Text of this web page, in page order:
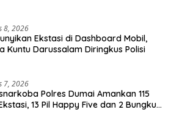
8, 2026
Ekstasi di Dashboard Mobil,
Kuntu Darussalam Diringkus Polisi
7, 2026
Polres Dumai Amankan 115
13 Pil Happy Five dan 2 Bungkus